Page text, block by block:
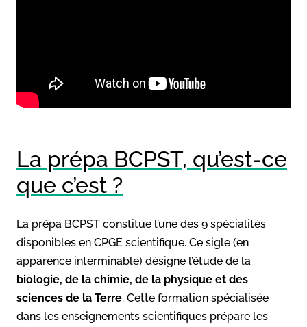
La prépa BCPST, qu’est-ce
que c’est ?
La prépa BCPST constitue l’une des 9 spécialités
disponibles en CPGE scientifique. Ce sigle (en
apparence interminable) désigne l’étude de la
biologie, de la chimie, de la physique et des
sciences de la Terre. Cette formation spécialisée
dans les enseignements scientifiques prépare les